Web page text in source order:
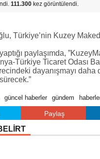
111.300 kez görüntülendi.
Türkiye’nin Kuzey
paylaşımda, ”
Türkiye Ticaret Odası
dayanışmayı
güncel haberler gündem
Paylaş